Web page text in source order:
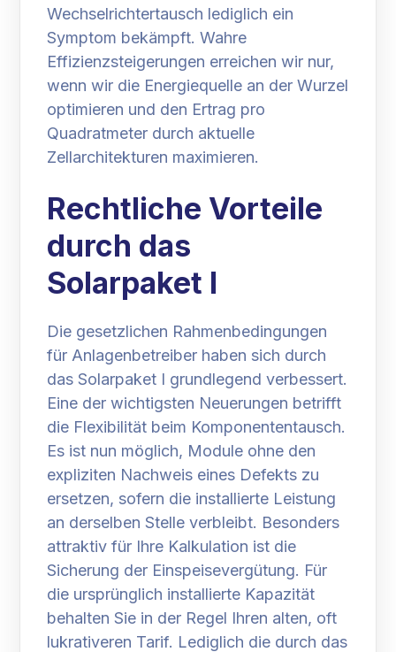
Wechselrichtertausch lediglich ein
Symptom bekämpft. Wahre
Effizienzsteigerungen erreichen wir nur,
wenn wir die Energiequelle an der Wurzel
optimieren und den Ertrag pro
Quadratmeter durch aktuelle
Zellarchitekturen maximieren.
Rechtliche Vorteile
durch das
Solarpaket I
Die gesetzlichen Rahmenbedingungen
für Anlagenbetreiber haben sich durch
das Solarpaket I grundlegend verbessert.
Eine der wichtigsten Neuerungen betrifft
die Flexibilität beim Komponententausch.
Es ist nun möglich, Module ohne den
expliziten Nachweis eines Defekts zu
ersetzen, sofern die installierte Leistung
an derselben Stelle verbleibt. Besonders
attraktiv für Ihre Kalkulation ist die
Sicherung der Einspeisevergütung. Für
die ursprünglich installierte Kapazität
behalten Sie in der Regel Ihren alten, oft
lukrativeren Tarif. Lediglich die durch das